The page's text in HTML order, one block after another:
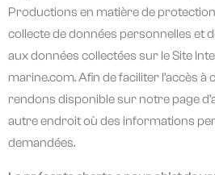
Productions en matière de protection
collecte de données personnelles et
aux données collectées sur le Site
marine.com. Afin de faciliter l’accès à
rendons disponible sur notre page
autre endroit où des informations
demandées.